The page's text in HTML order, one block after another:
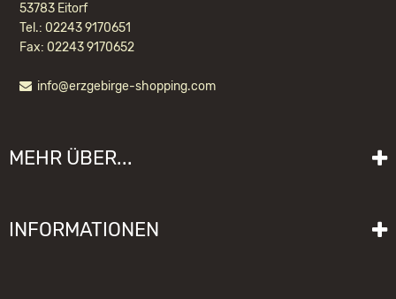
53783 Eitorf
Tel.: 02243 9170651
Fax: 02243 9170652
info@erzgebirge-shopping.com
MEHR ÜBER...
Lieferzeit
INFORMATIONEN